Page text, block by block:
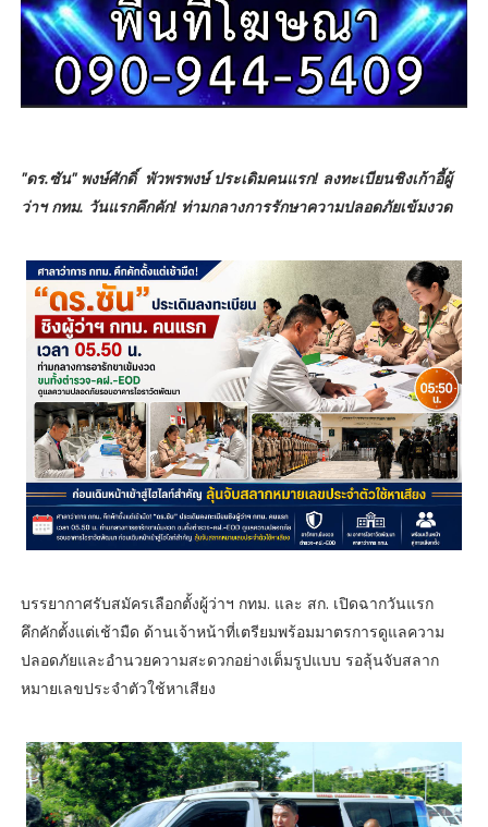
"ดร.ซัน" พงษ์ศักดิ์ พัวพรพงษ์ ประเดิมคนแรก! ลงทะเบียนชิงเก้าอี้ผู้
ว่าฯ กทม. วันแรกคึกคัก! ท่ามกลางการรักษาความปลอดภัยเข้มงวด
บรรยากาศรับสมัครเลือกตั้งผู้ว่าฯ กทม. และ สก. เปิดฉากวันแรก
คึกคักตั้งแต่เช้ามืด ด้านเจ้าหน้าที่เตรียมพร้อมมาตรการดูแลความ
ปลอดภัยและอำนวยความสะดวกอย่างเต็มรูปแบบ รอลุ้นจับสลาก
หมายเลขประจำตัวใช้หาเสียง